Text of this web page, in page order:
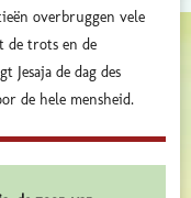
overbruggen vele
de trots en de
Jesaja de dag des
de hele mensheid.